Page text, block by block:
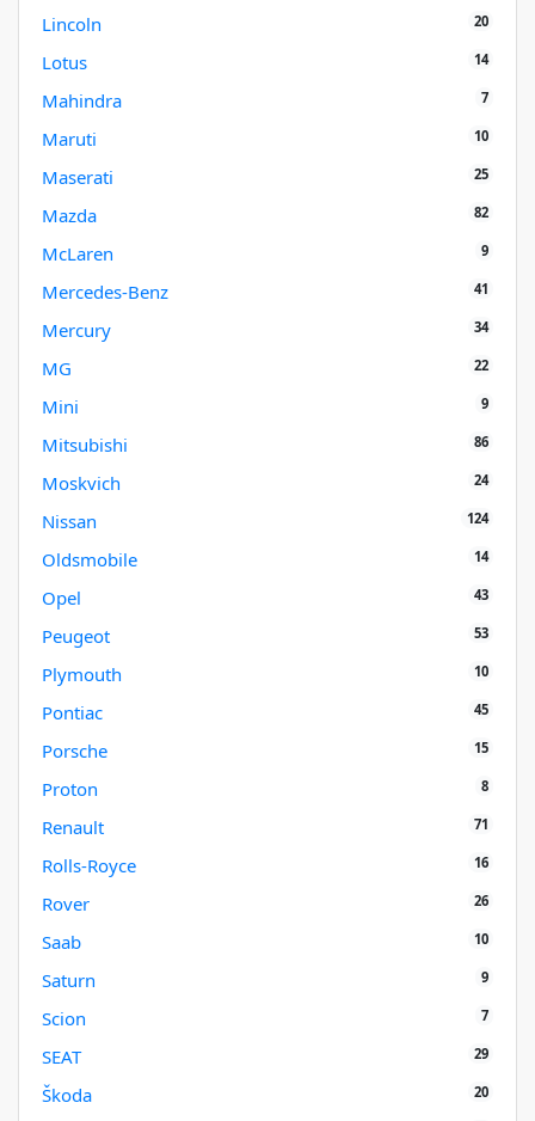
Lincoln 20
Lotus 14
Mahindra 7
Maruti 10
Maserati 25
Mazda 82
McLaren 9
Mercedes-Benz 41
Mercury 34
MG 22
Mini 9
Mitsubishi 86
Moskvich 24
Nissan 124
Oldsmobile 14
Opel 43
Peugeot 53
Plymouth 10
Pontiac 45
Porsche 15
Proton 8
Renault 71
Rolls-Royce 16
Rover 26
Saab 10
Saturn 9
Scion 7
SEAT 29
Škoda 20